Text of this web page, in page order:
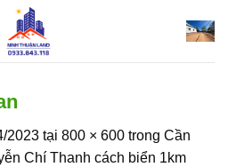
2023 tại 800 × 600 trong Cần
Chí Thanh cách biển 1km